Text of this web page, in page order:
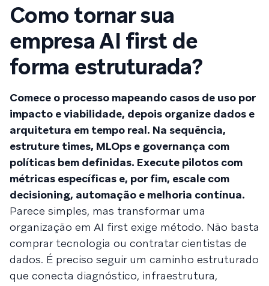
Como tornar sua
empresa AI first de
forma estruturada?
Comece o processo mapeando casos de uso por
impacto e viabilidade, depois organize dados e
arquitetura em tempo real. Na sequência,
estruture times, MLOps e governança com
políticas bem definidas. Execute pilotos com
métricas específicas e, por fim, escale com
decisioning, automação e melhoria contínua.
Parece simples, mas transformar uma
organização em AI first exige método. Não basta
comprar tecnologia ou contratar cientistas de
dados. É preciso seguir um caminho estruturado
que conecta diagnóstico, infraestrutura,